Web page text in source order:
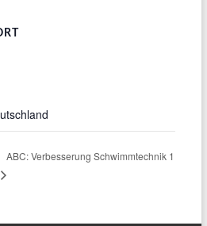
ABC: Verbesserung Schwimmtechnik 1